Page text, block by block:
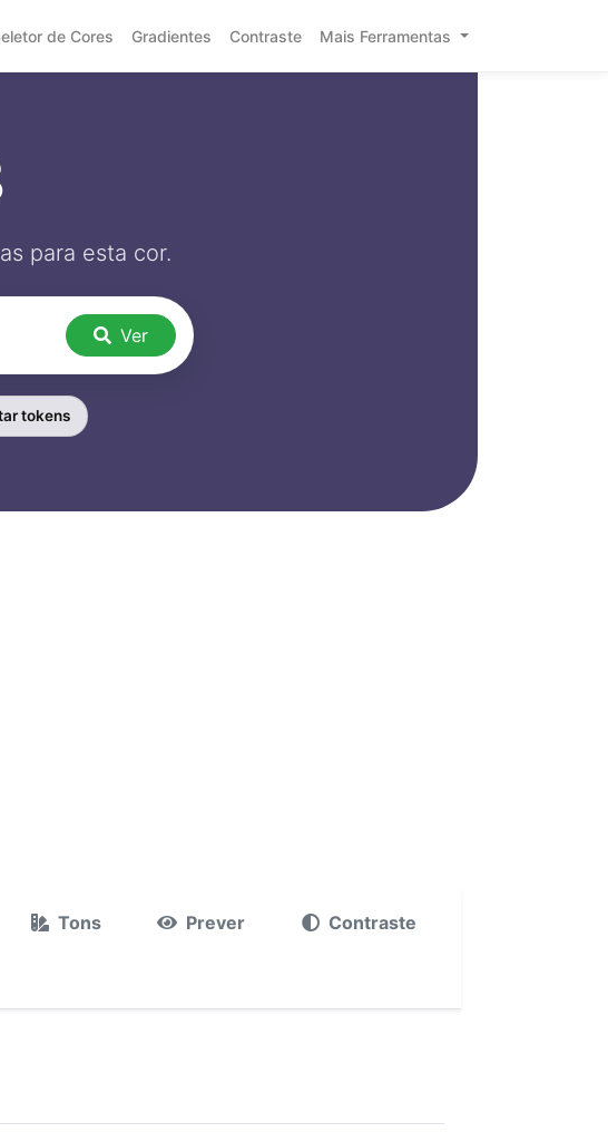
de Cores Gradientes Contraste Mais Ferramentas
para esta cor.
Ver
tokens
Tons Prever Contraste